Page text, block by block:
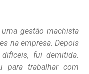
gestão machista
na empresa. Depois
fui demitida.
para trabalhar com